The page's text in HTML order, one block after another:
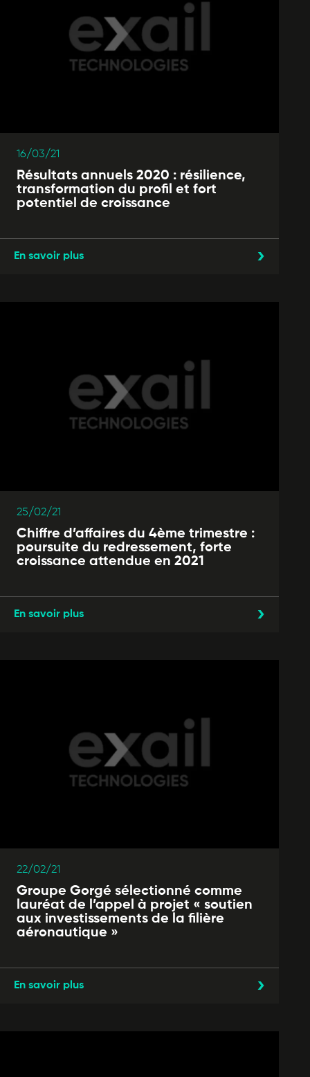
16/03/21
Résultats annuels 2020 : résilience,
transformation du profil et fort
potentiel de croissance
En savoir plus
25/02/21
Chiffre d’affaires du 4ème trimestre :
poursuite du redressement, forte
croissance attendue en 2021
En savoir plus
22/02/21
Groupe Gorgé sélectionné comme
lauréat de l’appel à projet « soutien
aux investissements de la filière
aéronautique »
En savoir plus